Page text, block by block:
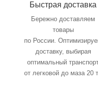
Быстрая доставка
Бережно доставляем
товары
по России.
доставку, выбирая
оптимальный
от легковой до маза 20